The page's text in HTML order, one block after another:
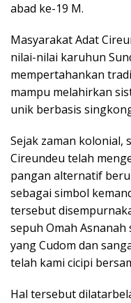
abad ke-19 M.
Masyarakat Adat
nilai-nilai karuhun
mempertahankan
mampu melahirkan
unik berbasis
Sejak zaman kolonial,
Cireundeu telah
pangan alternatif
sebagai simbol
tersebut
sepuh Omah
yang Cudom dan
telah kami cicipi
Hal tersebut